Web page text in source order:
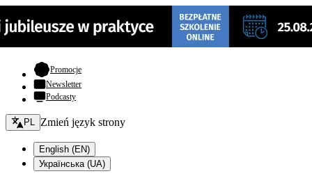
Promocje- otwiera się w nowej karcie
Newsletter
Podcasty
Zmień język - bieżący:
PL Zmień język strony
English (EN)
Українська (UA)